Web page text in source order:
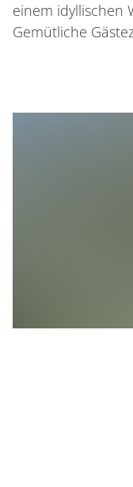
einem idyllischen
Gemütliche